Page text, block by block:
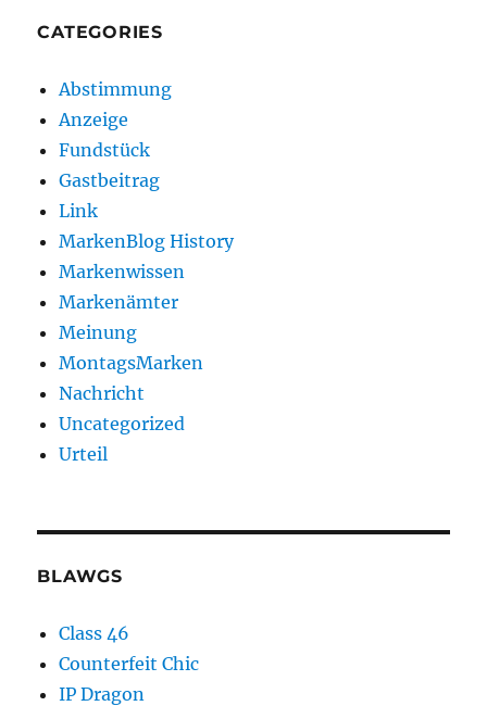
CATEGORIES
Abstimmung
Anzeige
Fundstück
Gastbeitrag
Link
MarkenBlog History
Markenwissen
Markenämter
Meinung
MontagsMarken
Nachricht
Uncategorized
Urteil
BLAWGS
Class 46
Counterfeit Chic
IP Dragon